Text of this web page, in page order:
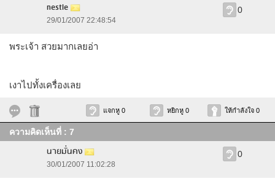
nestle
29/01/2007 22:48:54
0
พระเจ้า สวยมากเลยอ่า
เงาไปทั้งเครื่องเลย
แจกหู 0 หยิกหู 0 ให้กำลังใจ 0
ความคิดเห็นที่ : 7
นายมั่นคง
30/01/2007 11:02:28
0